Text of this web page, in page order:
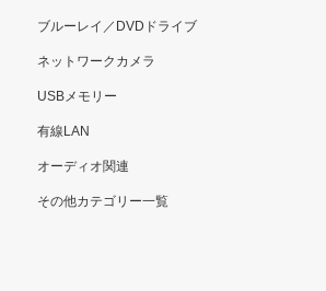
ブルーレイ／DVDドライブ
ネットワークカメラ
USBメモリー
有線LAN
オーディオ関連
その他カテゴリー一覧